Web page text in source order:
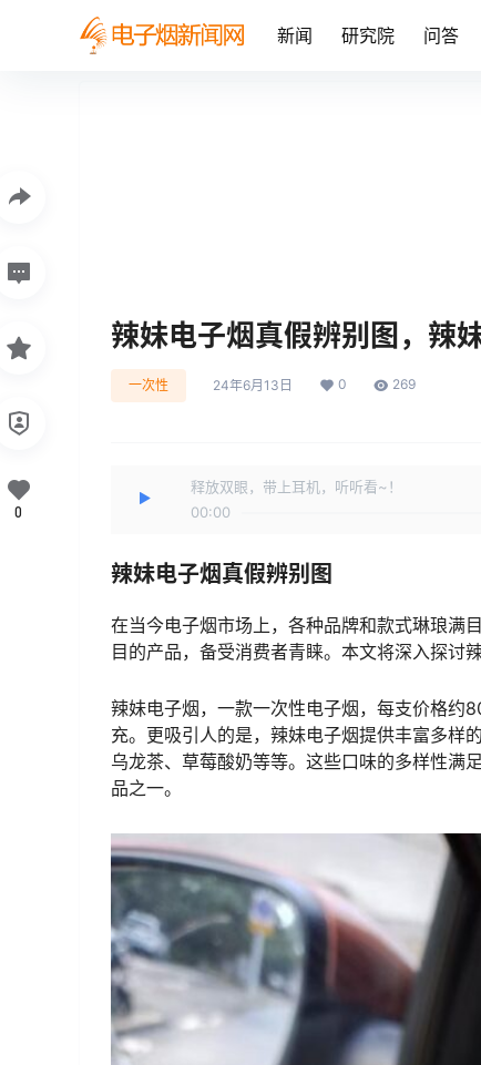
新闻 研究院 问答
辣妹电子烟真假辨别图，辣
一次性 24年6月13日 0 269
释放双眼，带上耳机，听听看~！
00:00
辣妹电子烟真假辨别图
在当今电子烟市场上，各种品牌和款式琳琅满
目的产品，备受消费者青睐。本文将深入探讨
辣妹电子烟，一款一次性电子烟，每支价格
充。更吸引人的是，辣妹电子烟提供丰富多样
乌龙茶、草莓酸奶等等。这些口味的多样性满
品之一。
0